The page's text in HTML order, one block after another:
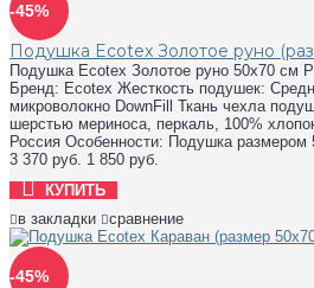
-45%
Подушка Ecotex Золотое руно
Подушка Ecotex Золотое руно 50х70 см
Бренд: Ecotex Жесткость подушек:
микроволокно DownFill Ткань чехла
шерстью мериноса, перкаль, 100%
Россия Особенности: Подушка размером
3 370 руб. 1 850 руб.
КУПИТЬ
в закладки
сравнение
-45%